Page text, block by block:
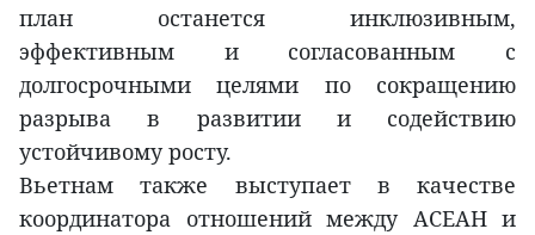
план останется инклюзивным,
эффективным и согласованным с
долгосрочными целями по сокращению
разрыва в развитии и содействию
устойчивому росту.
Вьетнам также выступает в качестве
координатора отношений между АСЕАН и